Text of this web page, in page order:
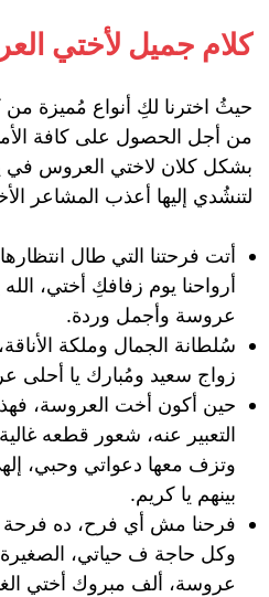
كلام جميل لأختي
حيثُ اخترنا لكِ أنواع مُميزة من
من أجل الحصول على كافة
بشكل كلان لاختي العروس في
لتنشُدي إليها أعذب المشاعر
أتت فرحتنا التي طال
أرواحنا يوم زفافكِ أختي،
عروسة وأجمل وردة.
سُلطانة الجمال وملكة
زواج سعيد ومُبارك يا أحلى
حين أكون أخت العروسة،
التعبير عنه، شعور قطعه
وتزف معها دعواتي وحبي،
بينهم يا كريم.
فرحنا مش أي فرح، ده فرحة
وكل حاجة ف حياتي،
عروسة، ألف مبروك أختي